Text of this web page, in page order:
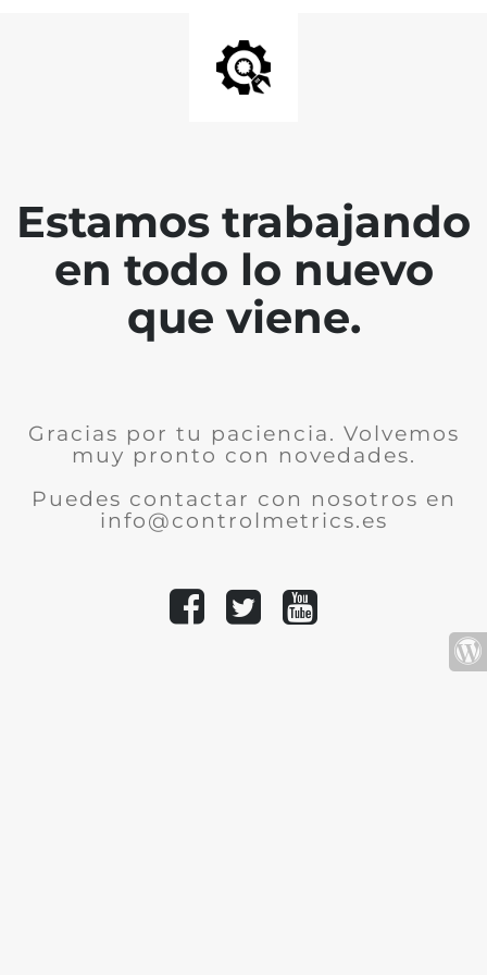
Estamos trabajando
en todo lo nuevo
que viene.
Gracias por tu paciencia. Volvemos
muy pronto con novedades.
Puedes contactar con nosotros en
info@controlmetrics.es